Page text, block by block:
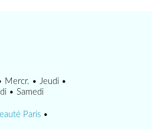
Mercr. • Jeudi •
• Samedi
Paris •